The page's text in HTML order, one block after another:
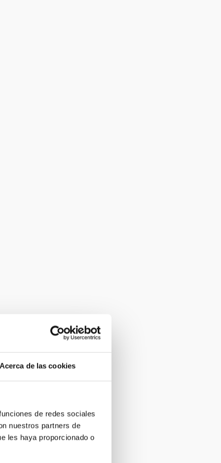
Acerca de las cookies
de redes sociales
nuestros partners de
les haya proporcionado o